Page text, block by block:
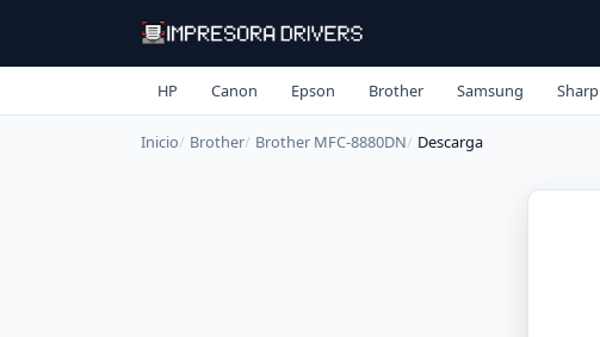
HP Canon Epson Brother Samsung Sharp
Inicio Brother Brother MFC-8880DN Descarga